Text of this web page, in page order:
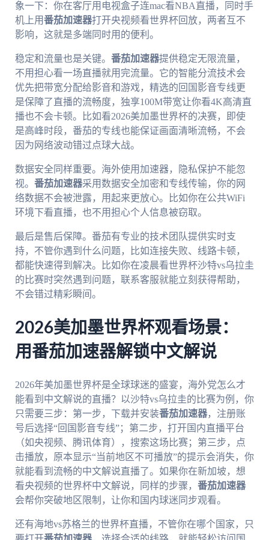
象一下：你在客厅用电视盒子连mac看NBA直播，同时手
机上用番茄加速器打开央视频看世界杯回放，两者互不
影响，这就是多端同时用的便利。
稳定和流量也是关键。 番茄加速器提供稳定无限流量，
不用担心看一场直播就用完流量。它的智能分流技术会
优先把带宽分配给影音和游戏，精选的回国影音专线更
是保障了直播的流畅度，独享100M带宽让你看4K高清直
播也不会卡顿。比如看2026美加墨世界杯的决赛，即使
是高峰时段，番茄的专线也能保证画面清晰流畅，不会
因为网络波动错过点球大战。
数据安全同样重要。海外使用加速器，隐私保护不能忽
视。 番茄加速器采用数据安全加密和专线传输，你的网
络数据不会被泄露，用起来更放心。比如你在公共WiFi
环境下看直播，也不用担心个人信息被窃取。
最后是售后保障。番茄有专业的技术团队提供实时支
持，不管你遇到什么问题，比如连接失败、线路卡顿，
都能快速得到解决。比如你在凌晨看世界杯沙特vs乌拉圭
的比赛时突然遇到问题，联系客服就能立刻获得帮助，
不会错过精彩瞬间。
2026美加墨世界杯观看场景：
用番茄加速器解锁中文解说
2026年美加墨世界杯是全球球迷的盛宴，海外党怎么才
能看到中文解说的直播？以沙特vs乌拉圭的比赛为例，你
只需要三步：第一步，下载并安装番茄加速器，注册账
号后选择“回国影音专线”；第二步，打开国内直播平台
（如央视频、腾讯体育），搜索这场比赛；第三步，点
击播放，原本显示“当前地区不可播放”的提示会消失，你
就能看到流畅的中文解说直播了。如果你在新加坡，想
看央视频的世界杯中文解说，同样的步骤， 番茄加速器
会帮你突破地区限制，让你和国内球迷同步观看。
还有海地vs苏格兰的世界杯直播，不管你在哪个国家，只